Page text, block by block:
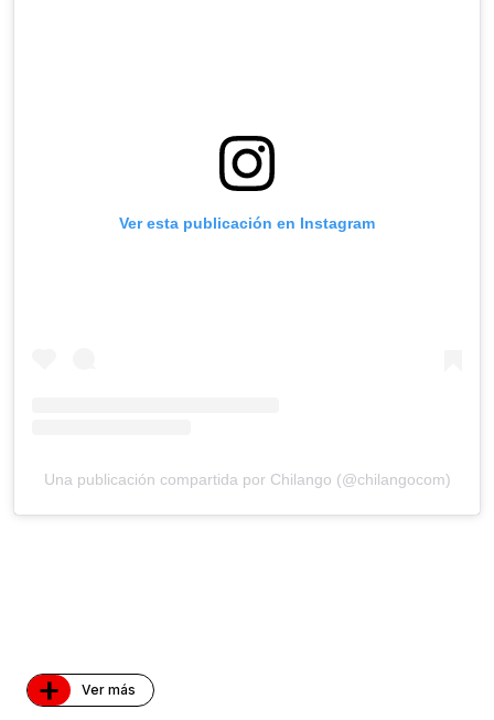
Ver esta publicación en Instagram
Una publicación compartida por Chilango (@chilangocom)
+ Ver más